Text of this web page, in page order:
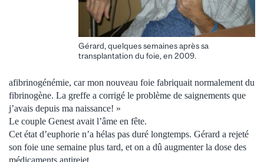
Gérard, quelques semaines après sa
transplantation du foie, en 2009.
afibrinogénémie, car mon nouveau foie fabriquait normalement du
fibrinogène. La greffe a corrigé le problème de saignements que
j’avais depuis ma naissance! »
Le couple Genest avait l’âme en fête.
Cet état d’euphorie n’a hélas pas duré longtemps. Gérard a rejeté
son foie une semaine plus tard, et on a dû augmenter la dose des
médicaments antirejet.